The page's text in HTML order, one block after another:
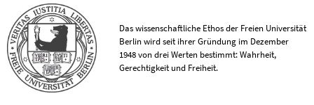
Das wissenschaftliche Ethos der Freien Universität
Berlin wird seit ihrer Gründung im Dezember
1948 von drei Werten bestimmt: Wahrheit,
Gerechtigkeit und Freiheit.